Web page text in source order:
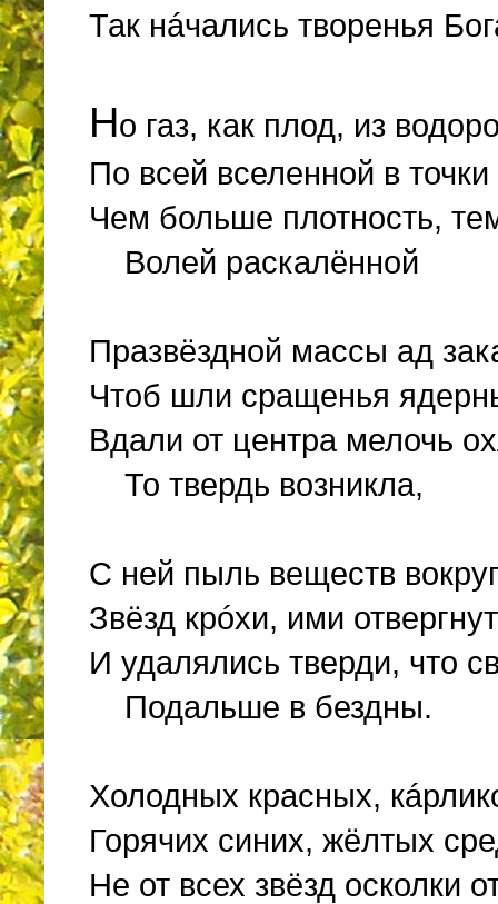
Так нáчались творенья
Но газ, как плод, из
По всей вселенной в
Чем больше плотность,
Волей раскалённой
Празвёздной массы ад
Чтоб шли сращенья
Вдали от центра мелочь
То твердь возникла,
С ней пыль веществ
Звёзд крóхи, ими
И удалялись тверди, что
Подальше в бездны.
Холодных красных,
Горячих синих, жёлтых
Не от всех звёзд осколки